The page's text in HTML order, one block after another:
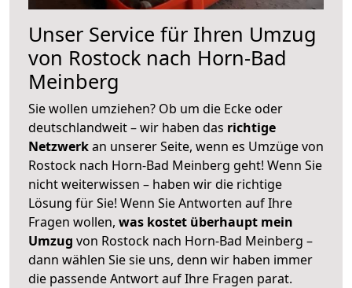
Unser Service für Ihren Umzug
von Rostock nach Horn-Bad
Meinberg
Sie wollen umziehen? Ob um die Ecke oder
deutschlandweit – wir haben das richtige
Netzwerkan unserer Seite, wenn es Umzüge von
Rostock nach Horn-Bad Meinberg geht! Wenn Sie
nicht weiterwissen – haben wir die richtige
Lösung für Sie! Wenn Sie Antworten auf Ihre
Fragen wollen, was kostet überhaupt mein
Umzug von Rostock nach Horn-Bad Meinberg –
dann wählen Sie sie uns, denn wir haben immer
die passende Antwort auf Ihre Fragen parat.